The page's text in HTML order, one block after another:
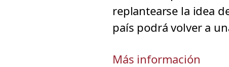
replantearse la idea
país podrá volver a
Más información